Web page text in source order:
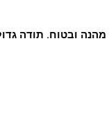
ובטוח. תודה